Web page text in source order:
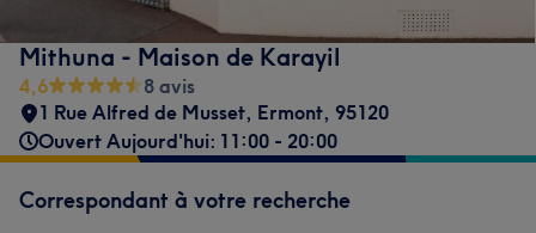
Mithuna - Maison de Karayil
4,6
8 avis
1 Rue Alfred de Musset, Ermont, 95120
Ouvert Aujourd'hui: 11:00 - 20:00
Correspondant à votre recherche